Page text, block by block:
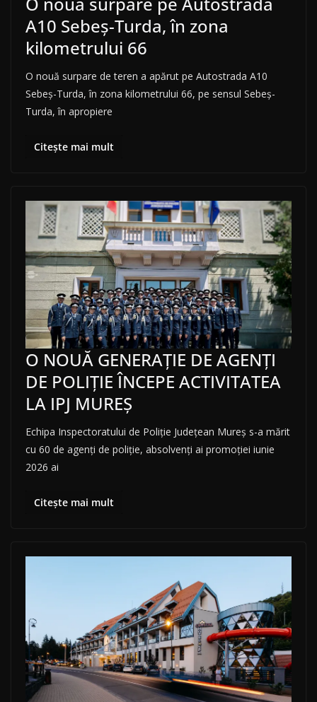
A10 Sebeș-Turda, în zona
kilometrului 66
O nouă surpare de teren a apărut pe Autostrada A10
Sebeș-Turda, în zona kilometrului 66, pe sensul Sebeș-
Turda, în apropiere
Citește mai mult
O NOUĂ GENERAȚIE DE AGENȚI
DE POLIȚIE ÎNCEPE ACTIVITATEA
LA IPJ MUREȘ
Echipa Inspectoratului de Poliție Județean Mureș s-a mărit
cu 60 de agenți de poliție, absolvenți ai promoției iunie
2026 ai
Citește mai mult